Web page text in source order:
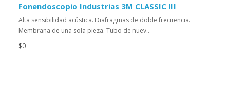
Fonendoscopio Industrias 3M CLASSIC III
Alta sensibilidad acústica. Diafragmas de doble frecuencia.
Membrana de una sola pieza. Tubo de nuev..
$0